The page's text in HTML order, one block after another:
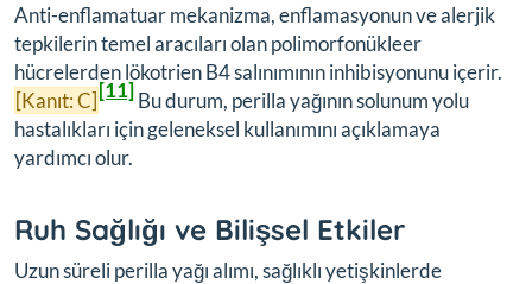
Anti-enflamatuar mekanizma, enflamasyonun ve alerjik
tepkilerin temel aracıları olan polimorfonükleer
hücrelerden lökotrien B4 salınımının inhibisyonunu içerir.
[Kanıt: C][11]Bu durum, perilla yağının solunum yolu
hastalıkları için geleneksel kullanımını açıklamaya
yardımcı olur.
Ruh Sağlığı ve Bilişsel Etkiler
Uzun süreli perilla yağı alımı, sağlıklı yetişkinlerde